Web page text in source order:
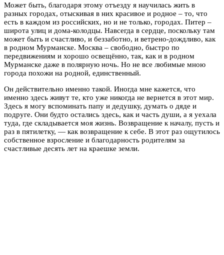
Может быть, благодаря этому отъезду я научилась жить в
разных городах, отыскивая в них красивое и родное – то, что
есть в каждом из российских, но и не только, городах. Питер –
широта улиц и дома-колодцы. Навсегда в сердце, поскольку там
может быть и счастливо, и беззаботно, и ветрено-дождливо, как
в родном Мурманске. Москва – свободно, быстро по
передвижениям и хорошо освещённо, так, как и в родном
Мурманске даже в полярную ночь. Но не все любимые мною
города похожи на родной, единственный.
Он действительно именно такой. Иногда мне кажется, что
именно здесь живут те, кто уже никогда не вернется в этот мир.
Здесь я могу вспоминать папу и дедушку, думать о дяде и
подруге. Они будто остались здесь, как и часть души, а я уехала
туда, где складывается моя жизнь. Возвращение к началу, пусть и
раз в пятилетку, — как возвращение к себе. В этот раз ощутилось
собственное взросление и благодарность родителям за
счастливые десять лет на краешке земли.